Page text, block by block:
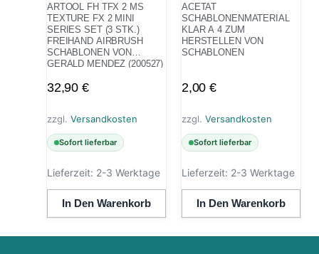
ARTOOL FH TFX 2 MS
TEXTURE FX 2 MINI
SERIES SET (3 STK.)
FREIHAND AIRBRUSH
SCHABLONEN VON
GERALD MENDEZ (200527)
32,90 €
zzgl. Versandkosten
Sofort lieferbar
Lieferzeit: 2-3 Werktage
In Den Warenkorb
ACETAT
SCHABLONENMATERIAL
KLAR A 4 ZUM
HERSTELLEN VON
SCHABLONEN
2,00€
zzgl. Versandkosten
Sofort lieferbar
Lieferzeit: 2-3 Werktage
In Den Warenkorb